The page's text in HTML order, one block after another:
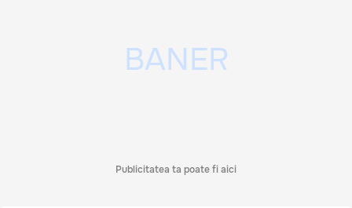
Publicitatea ta poate fi aici